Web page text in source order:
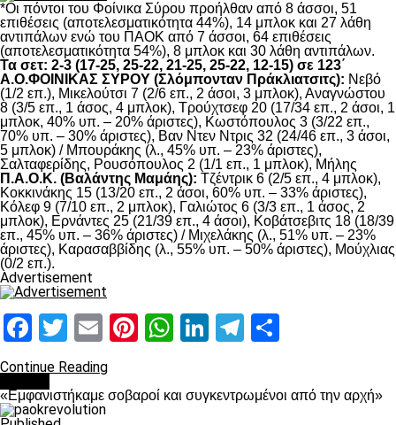
*Οι πόντοι του Φοίνικα Σύρου προήλθαν από 8 άσσοι, 51
επιθέσεις (αποτελεσματικότητα 44%), 14 μπλοκ και 27 λάθη
αντιπάλων ενώ του ΠΑΟΚ από 7 άσσοι, 64 επιθέσεις
(αποτελεσματικότητα 54%), 8 μπλοκ και 30 λάθη αντιπάλων.
Τα σετ: 2-3 (17-25, 25-22, 21-25, 25-22, 12-15) σε 123΄
Α.Ο.ΦΟΙΝΙΚΑΣ ΣΥΡΟΥ (Σλόμπονταν Πράκλιατσιτς): Νεβό
(1/2 επ.), Μικελούτσι 7 (2/6 επ., 2 άσοι, 3 μπλοκ), Αναγνώστου
8 (3/5 επ., 1 άσος, 4 μπλοκ), Τρούχτσεφ 20 (17/34 επ., 2 άσοι, 1
μπλοκ, 40% υπ. – 20% άριστες), Κωστόπουλος 3 (3/22 επ.,
70% υπ. – 30% άριστες), Βαν Ντεν Ντρις 32 (24/46 επ., 3 άσοι,
5 μπλοκ) / Μπουράκης (λ., 45% υπ. – 23% άριστες),
Σαλταφερίδης, Ρουσόπουλος 2 (1/1 επ., 1 μπλοκ), Μήλης
Π.Α.Ο.Κ. (Βαλάντης Μαμάης): Τζέντρικ 6 (2/5 επ., 4 μπλοκ),
Κοκκινάκης 15 (13/20 επ., 2 άσοι, 60% υπ. – 33% άριστες),
Κόλεφ 9 (7/10 επ., 2 μπλοκ), Γαλιώτος 6 (3/3 επ., 1 άσος, 2
μπλοκ), Ερνάντες 25 (21/39 επ., 4 άσοι), Κοβάτσεβιτς 18 (18/39
επ., 45% υπ. – 36% άριστες) / Μιχελάκης (λ., 51% υπ. – 23%
άριστες), Καρασαββίδης (λ., 55% υπ. – 50% άριστες), Μούχλιας
(0/2 επ.).
Advertisement
Facebook
Twitter
EmailPinterest
WhatsApp
LinkedIn
Telegram
Continue Reading
«Εμφανιστήκαμε σοβαροί και συγκεντρωμένοι από την αρχή»